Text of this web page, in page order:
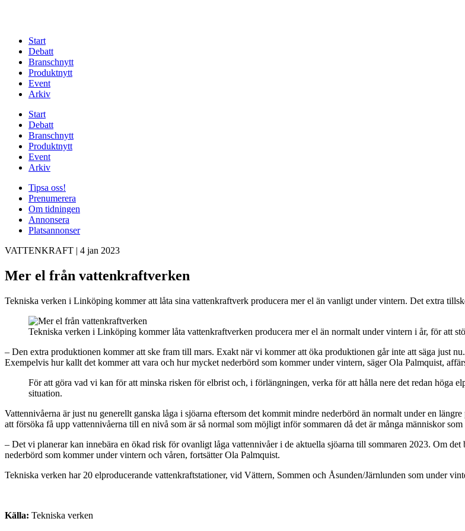
Start
Debatt
Branschnytt
Produktnytt
Event
Arkiv
Start
Debatt
Branschnytt
Produktnytt
Event
Arkiv
Tipsa oss!
Prenumerera
Om tidningen
Annonsera
Platsannonser
VATTENKRAFT | 4 jan 2023
Mer el från vattenkraftverken
Tekniska verken i Linköping kommer att låta sina vattenkraftverk producera mer el än vanligt under vintern. Det extra
Tekniska verken i Linköping kommer låta vattenkraftverken producera mer el än normalt under vintern i år, för att
– Den extra produktionen kommer att ske fram till mars. Exakt när vi kommer att öka produktionen går inte att säga just
Exempelvis hur kallt det kommer att vara och hur mycket nederbörd som kommer under vintern, säger Ola Palmquist,
För att göra vad vi kan för att minska risken för elbrist och, i förlängningen, verka för att hålla nere det redan höga
situation.
Vattennivåerna är just nu generellt ganska låga i sjöarna eftersom det kommit mindre nederbörd än normalt under en
att försöka få upp vattennivåerna till en nivå som är så normal som möjligt inför sommaren då det är många människor
– Det vi planerar kan innebära en ökad risk för ovanligt låga vattennivåer i de aktuella sjöarna till sommaren 2023. Om
nederbörd som kommer under vintern och våren, fortsätter Ola Palmquist.
Tekniska verken har 20 elproducerande vattenkraftstationer, vid Vättern, Sommen och Åsunden/Järnlunden som under
Källa: Tekniska verken